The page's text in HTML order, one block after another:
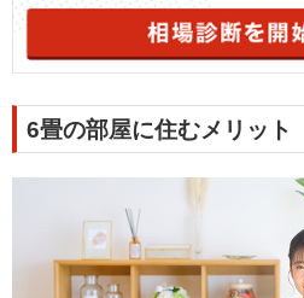
6畳の部屋に住むメリット